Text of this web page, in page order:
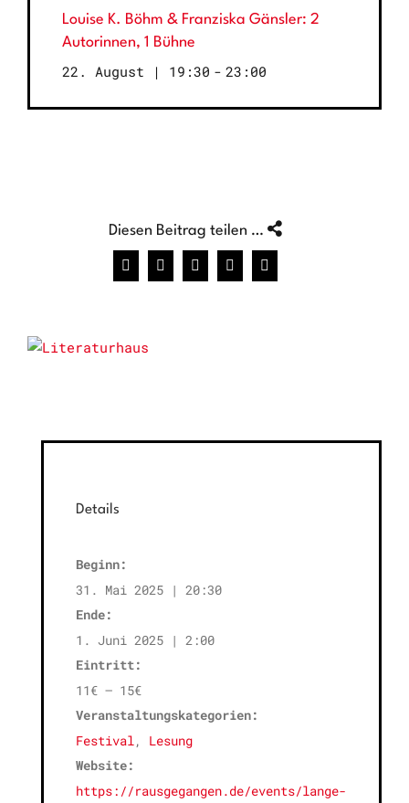
Louise K. Böhm & Franziska Gänsler: 2
Autorinnen, 1 Bühne
22. August | 19:30 - 23:00
Diesen Beitrag teilen …
Facebook
X WhatsAppPinterest
E-
Mail
Details
Beginn:
31. Mai 2025 | 20:30
Ende:
1. Juni 2025 | 2:00
Eintritt:
11€ – 15€
Veranstaltungskategorien:
Festival , Lesung
Website:
https://rausgegangen.de/events/lange-